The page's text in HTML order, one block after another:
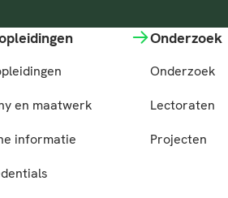
en maatwerk
informatie
Onderzoek
Onderzoek
Lectoraten
Projecten